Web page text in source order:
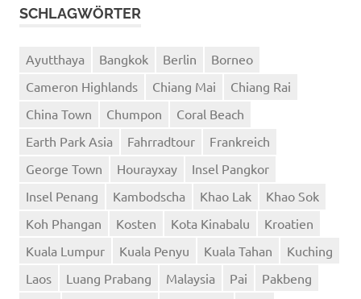
SCHLAGWÖRTER
Ayutthaya Bangkok Berlin
Borneo
Cameron Highlands
Chiang Mai
Chiang Rai
China Town
Chumpon
Coral Beach
Earth Park Asia
Fahrradtour
Frankreich
George Town
Hourayxay
Insel Pangkor
Insel Penang
Kambodscha Khao Lak
Khao Sok
Koh Phangan
Kosten Kota Kinabalu
Kroatien
Kuala Lumpur
Kuala Penyu Kuala Tahan
Kuching
Laos
Luang Prabang Malaysia Pai
Pakbeng